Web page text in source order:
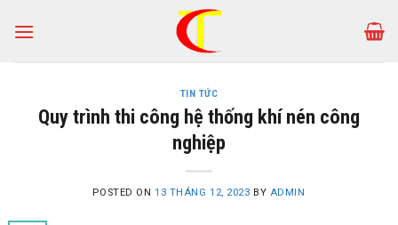
TIN TỨC
Quy trình thi công hệ thống khí nén công
nghiệp
POSTED ON 13 THÁNG 12, 2023 BY ADMIN